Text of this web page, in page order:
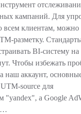
кампаний. Для
всем клиентам, можно
разметку.
BI-систему
Чтобы избежать
наш аккаунт,
source для
"yandex", а Google